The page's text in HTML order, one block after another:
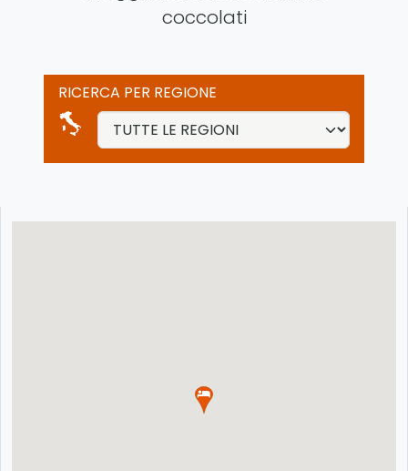
coccolati
RICERCA PER REGIONE